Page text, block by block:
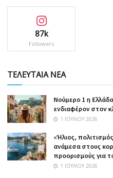
87k
Followers
ΤΕΛΕΥΤΑΙΑ ΝΕΑ
Nούμερο 1 η
ενδιαφέρον στον
1 ΙΟΥΛΊΟΥ 2026
«Ήλιος,
ανάμεσα στους
προορισμούς για
1 ΙΟΥΛΊΟΥ 2026